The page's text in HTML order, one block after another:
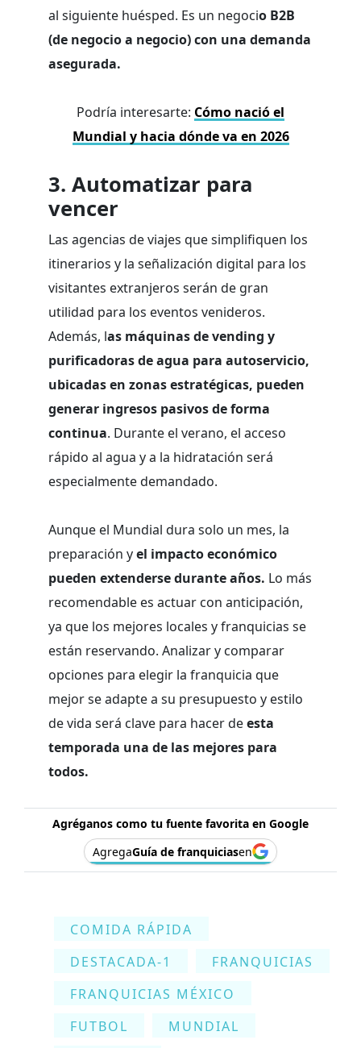
al siguiente huésped. Es un negocio B2B
(de negocio a negocio) con una demanda
asegurada.
Podría interesarte: Cómo nació el
Mundial y hacia dónde va en 2026
3. Automatizar para
vencer
Las agencias de viajes que simplifiquen los
itinerarios y la señalización digital para los
visitantes extranjeros serán de gran
utilidad para los eventos venideros.
Además, las máquinas de vending y
purificadoras de agua para autoservicio,
ubicadas en zonas estratégicas, pueden
generar ingresos pasivos de forma
continua. Durante el verano, el acceso
rápido al agua y a la hidratación será
especialmente demandado.
Aunque el Mundial dura solo un mes, la
preparación yel impacto económico
pueden extenderse durante años. Lo más
recomendable es actuar con anticipación,
ya que los mejores locales y franquicias se
están reservando. Analizar y comparar
opciones para elegir la franquicia que
mejor se adapte a su presupuesto y estilo
de vida será clave para hacer deesta
temporada una de las mejores para
todos.
Agréganos como tu fuente favorita en Google
AgregaGuía de franquiciasen
COMIDA RÁPIDA
DESTACADA-1
FRANQUICIAS
FRANQUICIAS MÉXICO
FUTBOL
MUNDIAL